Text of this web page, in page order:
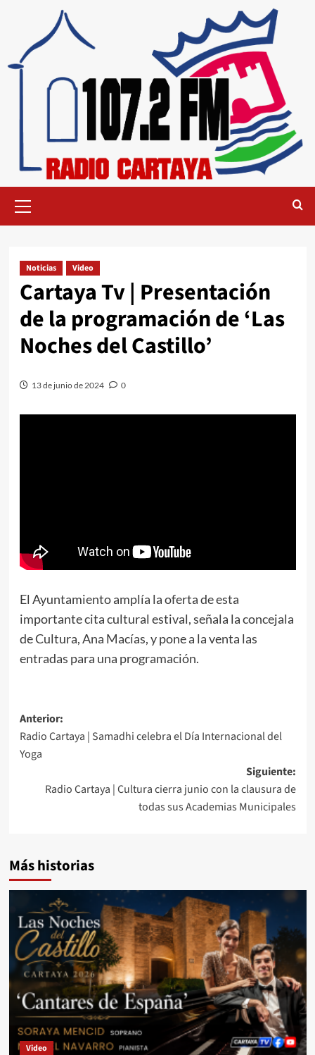
Noticias Video
Cartaya Tv | Presentación
de la programación de ‘Las
Noches del Castillo’
13 de junio de 2024 0
El Ayuntamiento amplía la oferta de esta
importante cita cultural estival, señala la concejala
de Cultura, Ana Macías, y pone a la venta las
entradas para una programación.
Anterior:
Radio Cartaya | Samadhi celebra el Día Internacional del
Yoga
Siguiente:
Radio Cartaya | Cultura cierra junio con la clausura de
todas sus Academias Municipales
Más historias
Video